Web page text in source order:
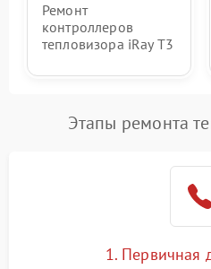
Ремонт
контроллеров
тепловизора iRay T3
Этапы ремонта
1. Первичная